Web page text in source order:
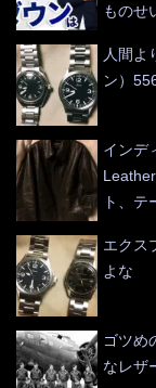
ものせ
人間よ
ン）
インデ
ト、テ
エクス
よな
ゴツめ
なレザ